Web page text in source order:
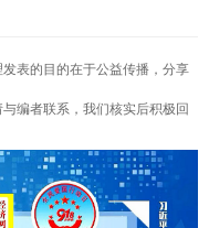
表的目的在于公益传播，分享
编者联系，我们核实后积极回